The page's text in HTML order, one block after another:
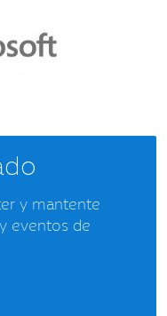
y mantente
eventos de